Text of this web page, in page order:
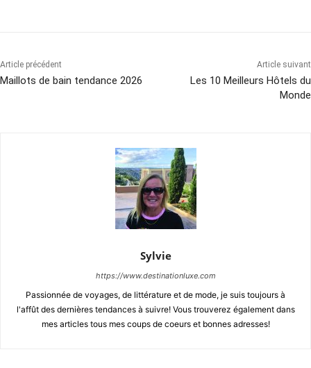
Article précédent
Maillots de bain tendance 2026
Article suivant
Les 10 Meilleurs Hôtels du
Monde
Sylvie
https://www.destinationluxe.com
Passionnée de voyages, de littérature et de mode, je suis toujours à
l'affût des dernières tendances à suivre! Vous trouverez également dans
mes articles tous mes coups de coeurs et bonnes adresses!